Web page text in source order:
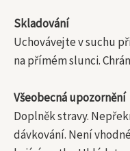
Skladování
Uchovávejte v suchu
na přímém slunci.
Všeobecná upozornění
Doplněk stravy.
dávkování. Není